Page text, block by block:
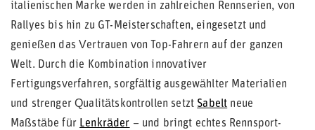
italienischen Marke werden in zahlreichen Rennserien, von
Rallyes bis hin zu GT-Meisterschaften, eingesetzt und
genießen das Vertrauen von Top-Fahrern auf der ganzen
Welt. Durch die Kombination innovativer
Fertigungsverfahren, sorgfältig ausgewählter Materialien
und strenger Qualitätskontrollen setzt Sabelt neue
Maßstäbe für Lenkräder – und bringt echtes Rennsport-